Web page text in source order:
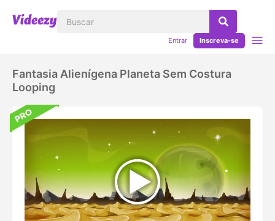
Entrar Inscreva-se
Fantasia Alienígena Planeta Sem Costura
Looping